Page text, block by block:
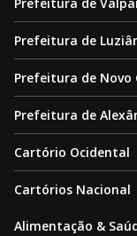
Prefeitura de
Prefeitura de Novo
Prefeitura de
Cartório Ocidental
Cartórios Nacional
Alimentação &